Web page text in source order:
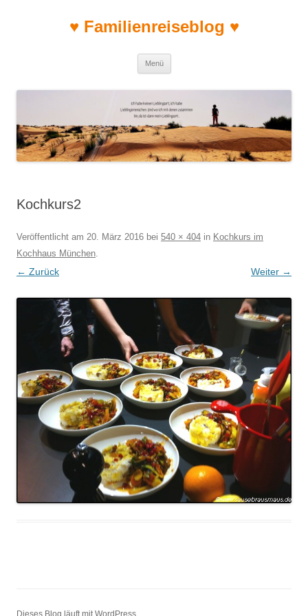
♥ Familienreiseblog ♥
Menü
Kochkurs2
Veröffentlicht am 20. März 2016 bei 540 × 404 in Kochkurs im
Kochhaus München.
← Zurück Weiter →